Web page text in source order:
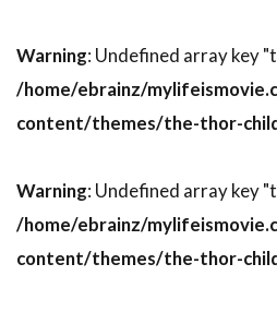
デヴィッド・ヒューレット
デヴィッド・フォスター・
デヴィッド・ブレナー
デヴィッド・ベニオフ
デヴィッド・マッカラム
Warning: Undefined array key
/home/ebrainz/
content/themes/the-thor-
Warning: Undefined array key
/home/ebrainz/
content/themes/the-thor-